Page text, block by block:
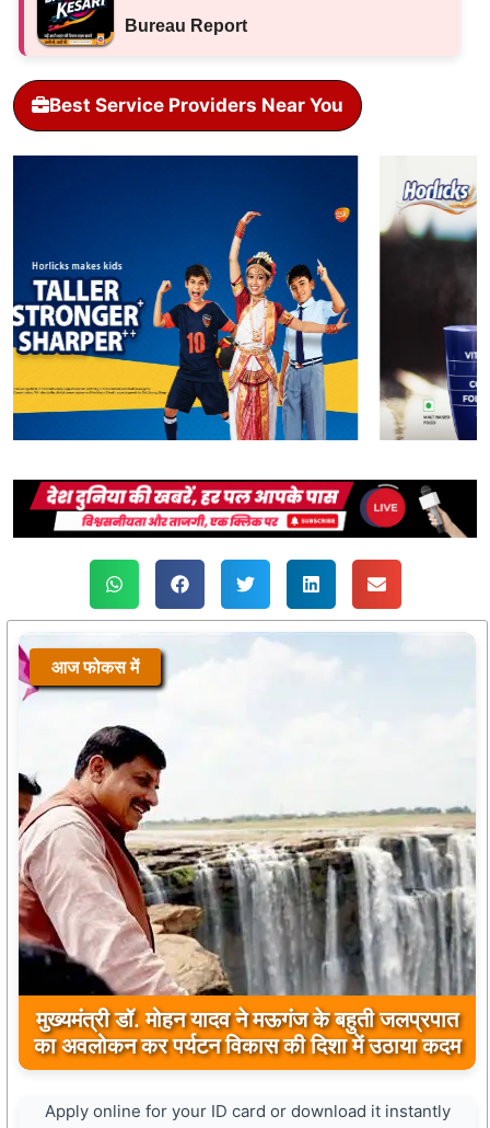
Best Service Providers Near You
आज फोकस में
मुख्यमंत्री डॉ. मोहन यादव ने मऊगंज के बहुती जलप्रपात
का अवलोकन कर पर्यटन विकास की दिशा में उठाया कदम
Apply online for your ID card or download it instantly
using the quick links below.
Apply ID CARD